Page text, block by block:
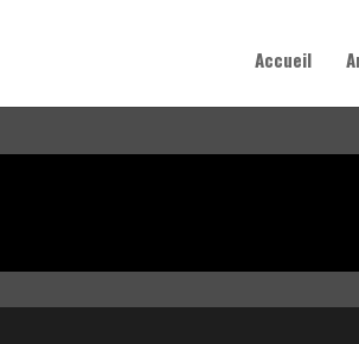
Accueil